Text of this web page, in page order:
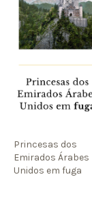
Princesas dos
Emirados Árabes
Unidos em fuga